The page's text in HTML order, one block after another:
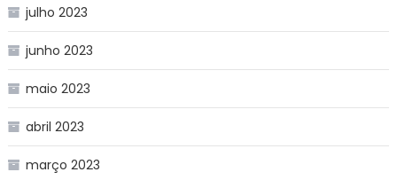
julho 2023
junho 2023
maio 2023
abril 2023
março 2023